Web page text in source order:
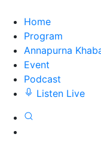
Home
Program
Annapurna
Event
Podcast
Listen Live